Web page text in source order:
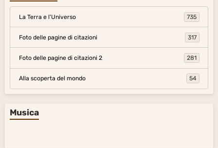
La Terra e l'Universo 735
Foto delle pagine di citazioni 317
Foto delle pagine di citazioni 2 281
Alla scoperta del mondo 54
Musica